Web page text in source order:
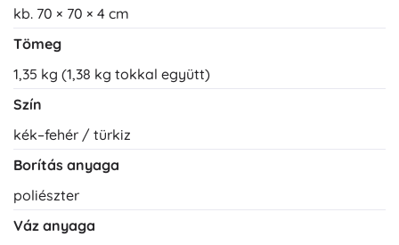
kb. 70 × 70 × 4 cm
Tömeg
1,35 kg (1,38 kg tokkal együtt)
Szín
kék–fehér / türkiz
Borítás anyaga
poliészter
Váz anyaga